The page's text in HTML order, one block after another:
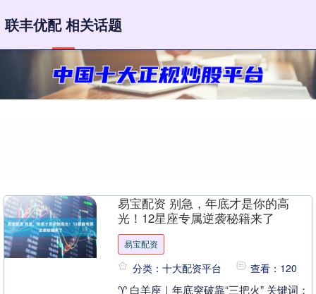
联丰优配 相关话题
易宝配资 别急，年底才是你的高
光！12星座专属逆袭秘籍来了
易宝配资
分类：十大配资平台 查看：120
♈ 白羊座｜年底突破靠“三把火” 关键词：